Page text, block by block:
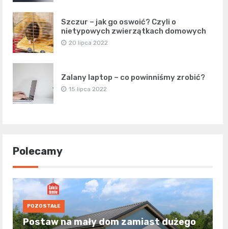
Szczur – jak go oswoić? Czyli o
nietypowych zwierzątkach domowych
20 lipca 2022
Zalany laptop – co powinniśmy zrobić?
15 lipca 2022
Polecamy
POZOSTAŁE
Postaw na mały dom zamiast dużego